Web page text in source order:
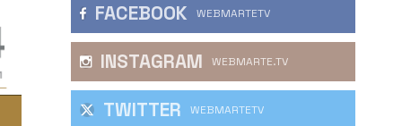
FACEBOOK WEBMARTETV
INSTAGRAM WEBMARTE.TV
TWITTER WEBMARTETV